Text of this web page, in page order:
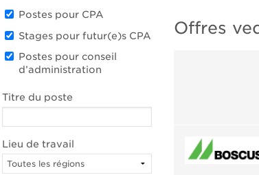
Postes pour CPA
Stages pour futur(e)s CPA
Postes pour conseil
d’administration
Titre du poste
Lieu de travail
Offres